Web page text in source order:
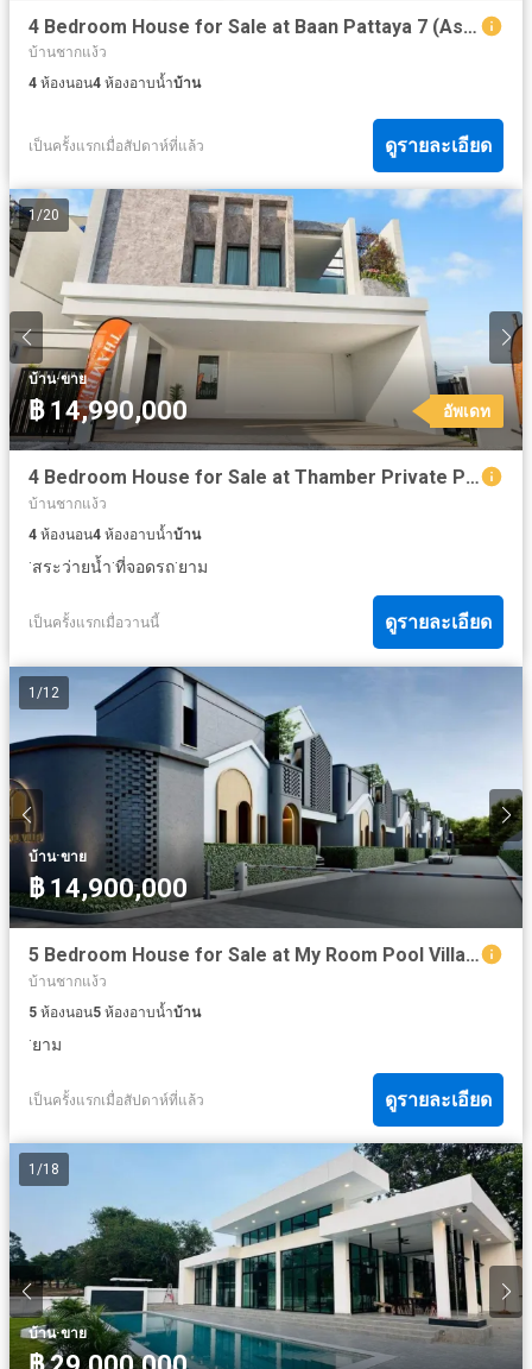
4 Bedroom House for Sale at Baan Pattaya 7 (Ascent)
บ้านชากแง้ว
4 ห้องนอน4 ห้องอาบน้ำบ้าน
เป็นครั้งแรกเมื่อสัปดาห์ที่แล้ว ดูรายละเอียด
1 /20
บ้าน·ขาย
฿ 14,990,000 อัพเดท
4 Bedroom House for Sale at Thamber Private Pool Villa
บ้านชากแง้ว
4 ห้องนอน4 ห้องอาบน้ำบ้าน
·สระว่ายน้ำ·ที่จอดรถ·ยาม
เป็นครั้งแรกเมื่อวานนี้ ดูรายละเอียด
1 /12
บ้าน·ขาย
฿ 14,900,000
5 Bedroom House for Sale at My Room Pool Villa - Pattaya
บ้านชากแง้ว
5 ห้องนอน5 ห้องอาบน้ำบ้าน
·ยาม
เป็นครั้งแรกเมื่อสัปดาห์ที่แล้ว ดูรายละเอียด
1 /18
บ้าน·ขาย